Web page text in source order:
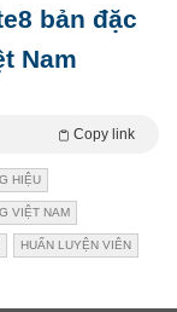
bản đặc
Nam
Copy link
HIỆU
VIỆT NAM
HUẤN LUYỆN VIÊN